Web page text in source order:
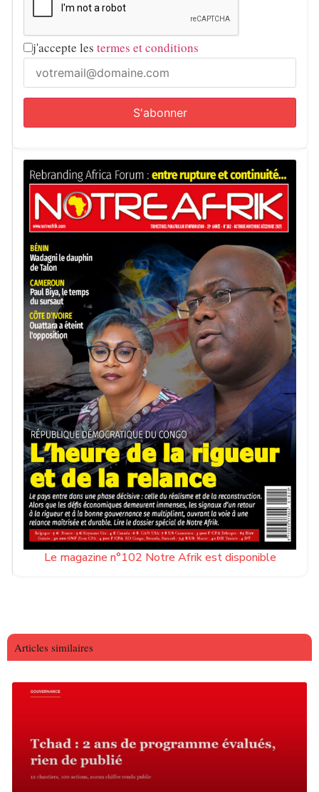
j'accepte les termes et conditions
Le magazine n°102 Notre Afrik est disponible
Articles similaires